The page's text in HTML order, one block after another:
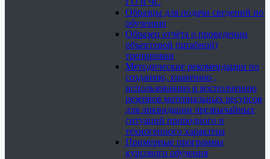
Образцы для подачи сведений по
обучению
Образец отчёта о проведении
объектовой (штабной)
тренировки
Методические рекомендации по
созданию, хранению ,
использованию и восполнению
резервов материальных ресурсов
для ликвидации чрезвычайных
ситуаций природного и
техногенного характера
Примерные программы
курсового обучения